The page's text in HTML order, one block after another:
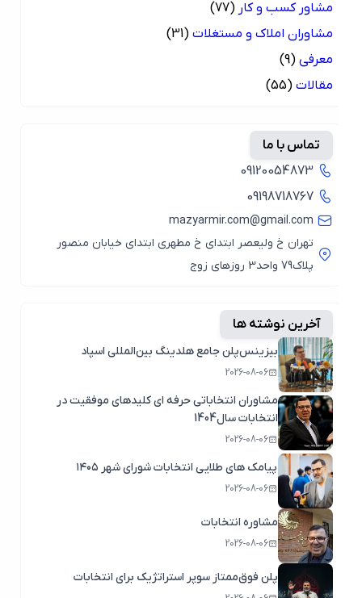
مشاور کسب و کار (77)
مشاوران املاک و مستغلات (31)
معرفی (9)
مقالات (55)
تماس با ما
09120054873
09198718767
mazyarmir.com@gmail.com
تهران خ ولیعصر ابتدای خ مطهری ابتدای خیابان منصور
پلاک79 واحد3 روزهای زوج
آخرین نوشته ها
بیزینس‌پلن جامع هلدینگ بین‌المللی اسپاد
2026-08-06
مشاوران انتخاباتی حرفه ای کلیدهای موفقیت در
انتخابات سال1404
2026-08-06
پیامک های طلایی انتخابات شورای شهر ۱۴۰۵
2026-08-06
مشاوره انتخابات
2026-08-06
پلن فوق‌ممتاز سوپر استراتژیک برای انتخابات